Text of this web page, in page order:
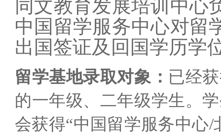
同文教育发展培训中心
中国留学服务中心对留
出国签证及回国学历学
留学基地录取对象： 已经
的一年级、二年级学生。
会获得“中国留学服务中心